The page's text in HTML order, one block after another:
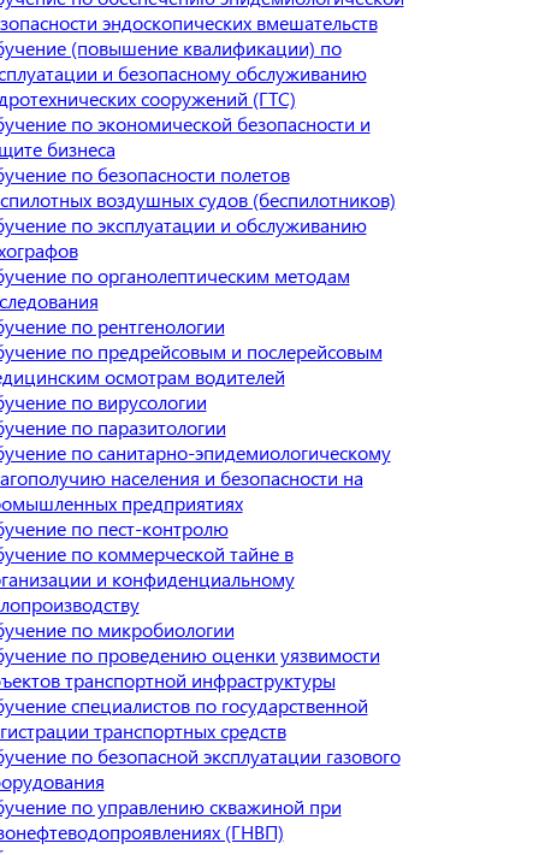
эндоскопических вмешательств
(повышение квалификации) по
и безопасному обслуживанию
сооружений (ГТС)
по экономической безопасности и
бизнеса
по безопасности полетов
воздушных судов (беспилотников)
по эксплуатации и обслуживанию
по органолептическим методам
по рентгенологии
по предрейсовым и послерейсовым
осмотрам водителей
по вирусологии
по паразитологии
по санитарно-эпидемиологическому
населения и безопасности на
предприятиях
по пест-контролю
по коммерческой тайне в
и конфиденциальному
по микробиологии
по проведению оценки уязвимости
транспортной инфраструктуры
специалистов по государственной
транспортных средств
по безопасной эксплуатации газового
по управлению скважиной при
(ГНВП)